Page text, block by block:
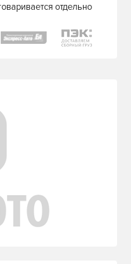
отдельно